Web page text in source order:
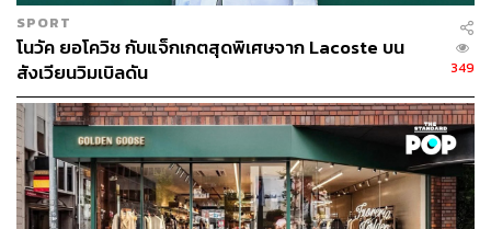
SPORT
โนวัค ยอโควิช กับแจ็กเกตสุดพิเศษจาก Lacoste บน
สังเวียนวิมเบิลดัน
349